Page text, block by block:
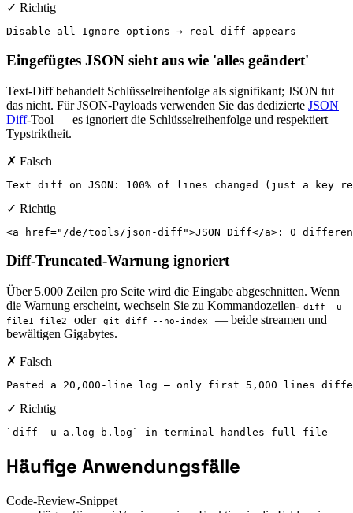
✓ Richtig
Disable all Ignore options → real diff appears
Eingefügtes JSON sieht aus wie 'alles geändert'
Text-Diff behandelt Schlüsselreihenfolge als signifikant; JSON tut
das nicht. Für JSON-Payloads verwenden Sie das dedizierte JSON
Diff-Tool — es ignoriert die Schlüsselreihenfolge und respektiert
Typstriktheit.
✗ Falsch
Text diff on JSON: 100% of lines changed (just a key
✓ Richtig
<a href="/de/tools/json-diff">JSON Diff</a>: 0
Diff-Truncated-Warnung ignoriert
Über 5.000 Zeilen pro Seite wird die Eingabe abgeschnitten. Wenn
die Warnung erscheint, wechseln Sie zu Kommandozeilen- diff -u
file1 file2
oder git diff --no-index
— beide streamen und
bewältigen Gigabytes.
✗ Falsch
Pasted a 20,000-line log — only first 5,000 lines
✓ Richtig
`diff -u a.log b.log` in terminal handles full file
Häufige Anwendungsfälle
Code-Review-Snippet